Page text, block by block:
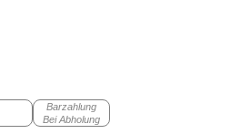
Barzahlung
Bei Abholung